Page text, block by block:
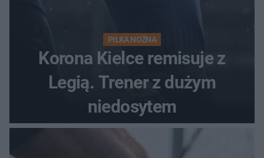
PIŁKA NOŻNA
Korona Kielce remisuje z
Legią. Trener z dużym
niedosytem